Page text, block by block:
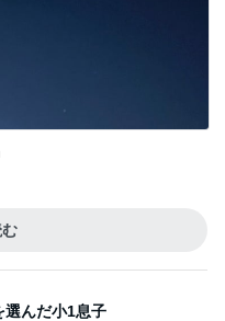
選んだ小1息子